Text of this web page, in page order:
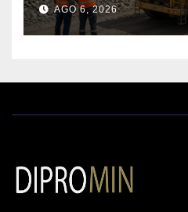
cobre y oro
AGO 6, 2026